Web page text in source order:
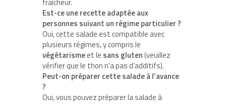
Est-ce une recette adaptée aux
personnes suivant un régime particulier ?
Oui, cette salade est compatible avec
plusieurs régimes, y compris le
végétarismeet le sans gluten(veuillez
vérifier que le thon n’a pas d’additifs).
Peut-on préparer cette salade à l’avance
?
Oui, vous pouvez préparer la salade à